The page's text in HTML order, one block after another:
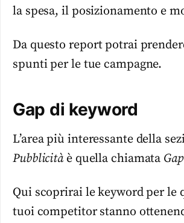
la spesa, il posizionamento e
Da questo report potrai
spunti per le tue campagne.
Gap di keyword
L’area più interessante della
Pubblicitàè quella chiamata
Qui scoprirai le keyword per le
tuoi competitor stanno